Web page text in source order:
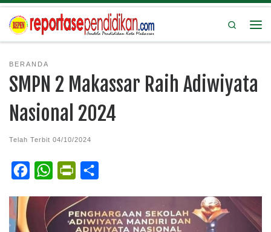
Search
BERANDA
SMPN 2 Makassar Raih Adiwiyata
Nasional 2024
Telah Terbit 04/10/2024
W
t
i
n
r